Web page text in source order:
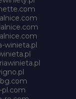
winieta.pl